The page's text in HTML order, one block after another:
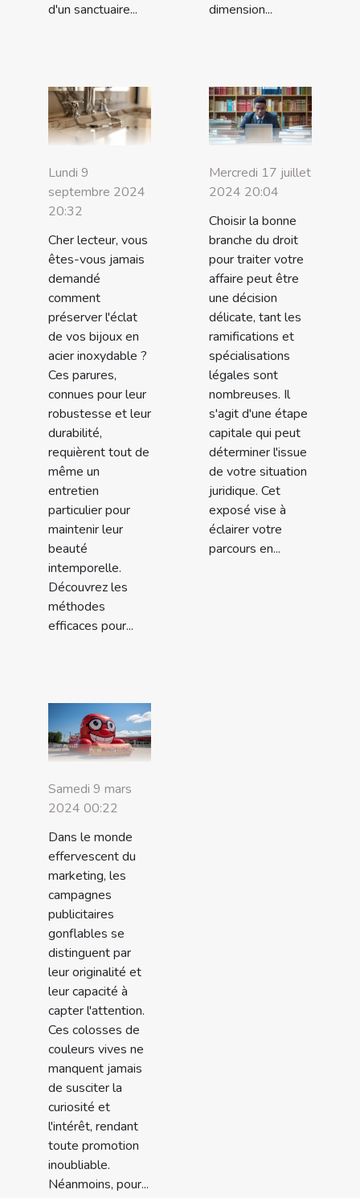
d'un sanctuaire...
dimension...
Lundi 9
septembre 2024
20:32
Cher lecteur, vous
êtes-vous jamais
demandé
comment
préserver l'éclat
de vos bijoux en
acier inoxydable ?
Ces parures,
connues pour leur
robustesse et leur
durabilité,
requièrent tout de
même un
entretien
particulier pour
maintenir leur
beauté
intemporelle.
Découvrez les
méthodes
efficaces pour...
Mercredi 17 juillet
2024 20:04
Choisir la bonne
branche du droit
pour traiter votre
affaire peut être
une décision
délicate, tant les
ramifications et
spécialisations
légales sont
nombreuses. Il
s'agit d'une étape
capitale qui peut
déterminer l'issue
de votre situation
juridique. Cet
exposé vise à
éclairer votre
parcours en...
Samedi 9 mars
2024 00:22
Dans le monde
effervescent du
marketing, les
campagnes
publicitaires
gonflables se
distinguent par
leur originalité et
leur capacité à
capter l'attention.
Ces colosses de
couleurs vives ne
manquent jamais
de susciter la
curiosité et
l'intérêt, rendant
toute promotion
inoubliable.
Néanmoins, pour...